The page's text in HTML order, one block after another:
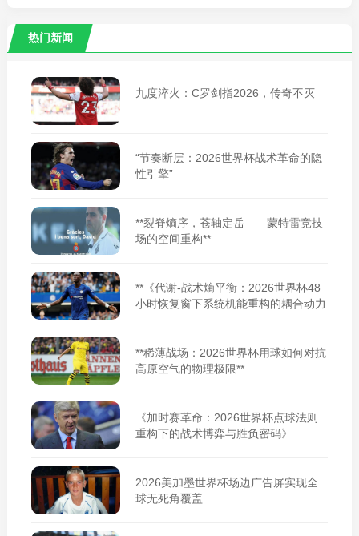
热门新闻
九度淬火：C罗剑指2026，传奇不灭
“节奏断层：2026世界杯战术革命的隐
性引擎”
**裂脊熵序，苍轴定岳——蒙特雷竞技
场的空间重构**
**《代谢-战术熵平衡：2026世界杯48
小时恢复窗下系统机能重构的耦合动力
**稀薄战场：2026世界杯用球如何对抗
高原空气的物理极限**
《加时赛革命：2026世界杯点球法则
重构下的战术博弈与胜负密码》
2026美加墨世界杯场边广告屏实现全
球无死角覆盖